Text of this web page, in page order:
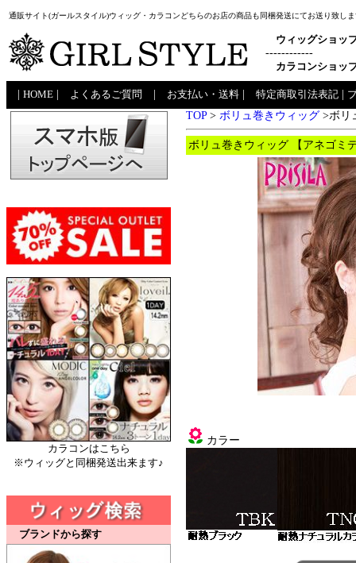
通販サイト(ガールスタイル)ウィッグ・カラコンどちらのお店の商品も同梱発送にてお送り致し
ウィッグショッ
------------
カラコンショッ
HOME よくあるご質問 お支払い・送料 特定商取引法表記
カラコンはこちら
※ウィッグと同梱発送出来ます♪
ブランドから探す
TOP> ボリュ巻きウィッグ >ボリ
ボリュ巻きウィッグ 【アネゴミ
カラー